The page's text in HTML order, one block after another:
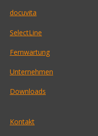
docuvita
SelectLine
Fernwartung
Unternehmen
Downloads
Kontakt